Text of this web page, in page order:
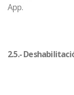
App.
2.5.-